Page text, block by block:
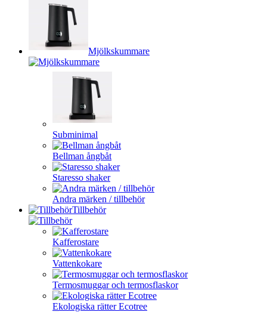
Mjölkskummare
Subminimal
Bellman ångbåt
Staresso shaker
Andra märken / tillbehör
Tillbehör
Kafferostare
Vattenkokare
Termosmuggar och termosflaskor
Ekologiska rätter Ecotree